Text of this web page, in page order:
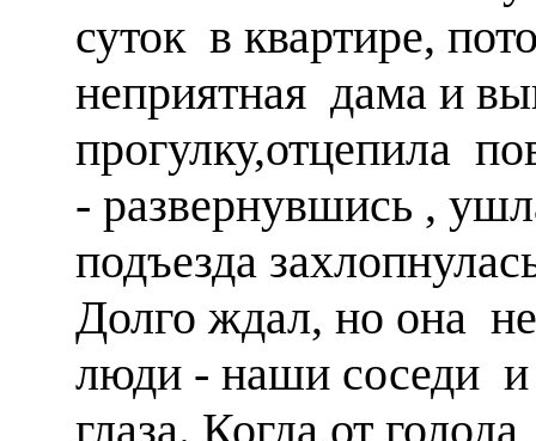
суток в квартире,
неприятная дама и
прогулку,отцепила
- развернувшись ,
подъезда
Долго ждал, но она
люди - наши соседи и
глаза. Когда от